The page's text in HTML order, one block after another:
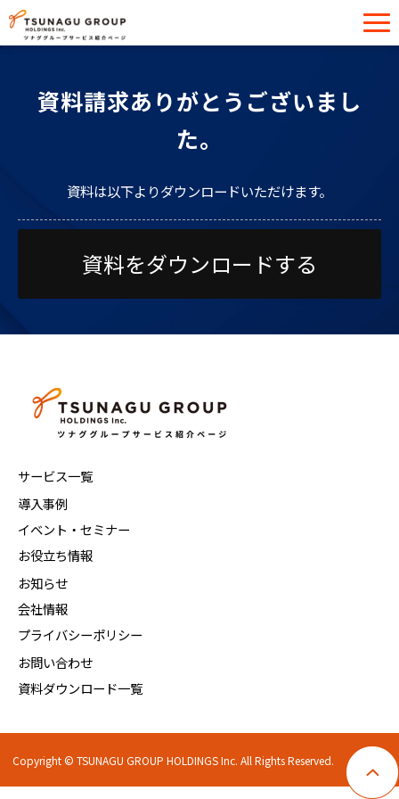
導入事例
イベント・セミナー
資料請求ありがとうございまし
た。
資料は以下よりダウンロードいただけます。
資料をダウンロードする
サービス一覧
導入事例
イベント・セミナー
お役立ち情報
お知らせ
会社情報
プライバシーポリシー
お問い合わせ
資料ダウンロード一覧
Copyright © TSUNAGU GROUP HOLDINGS Inc. All Rights Reserved.